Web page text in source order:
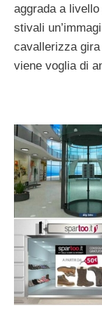
aggrada a
stivali
cavallerizza
viene voglia di